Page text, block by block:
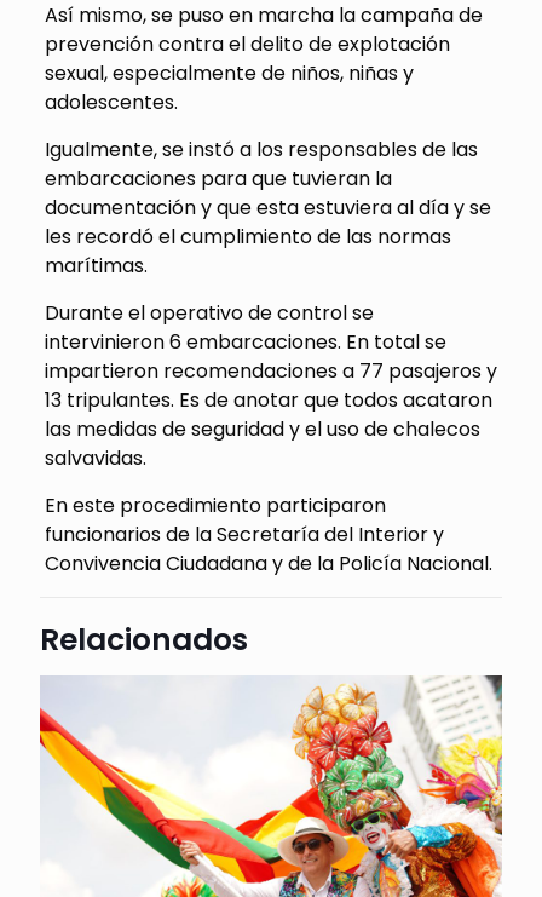
Así mismo, se puso en marcha la campaña de
prevención contra el delito de explotación
sexual, especialmente de niños, niñas y
adolescentes.
Igualmente, se instó a los responsables de las
embarcaciones para que tuvieran la
documentación y que esta estuviera al día y se
les recordó el cumplimiento de las normas
marítimas.
Durante el operativo de control se
intervinieron 6 embarcaciones. En total se
impartieron recomendaciones a 77 pasajeros y
13 tripulantes. Es de anotar que todos acataron
las medidas de seguridad y el uso de chalecos
salvavidas.
En este procedimiento participaron
funcionarios de la Secretaría del Interior y
Convivencia Ciudadana y de la Policía Nacional.
Relacionados